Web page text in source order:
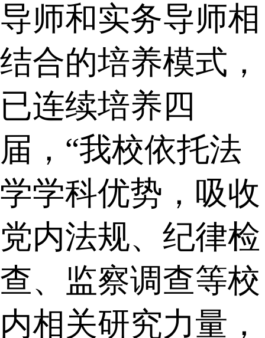
导师和实务导师相
结合的培养模式，
已连续培养四
届，“我校依托法
学学科优势，吸收
党内法规、纪律检
查、监察调查等校
内相关研究力量，